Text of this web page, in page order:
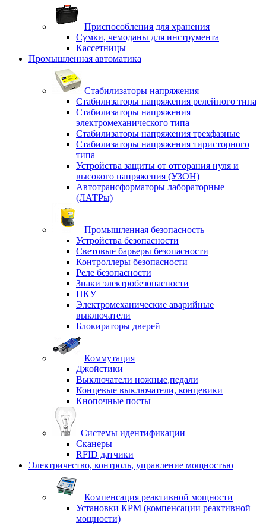
Приспособления для хранения
Сумки, чемоданы для инструмента
Кассетницы
Промышленная автоматика
Стабилизаторы напряжения
Стабилизаторы напряжения релейного типа
Стабилизаторы напряжения
электромеханического типа
Стабилизаторы напряжения трехфазные
Стабилизаторы напряжения тиристорного
типа
Устройства защиты от отгорания нуля и
высокого напряжения (УЗОН)
Автотрансформаторы лабораторные
(ЛАТРы)
Промышленная безопасность
Устройства безопасности
Световые барьеры безопасности
Контроллеры безопасности
Реле безопасности
Знаки электробезопасности
НКУ
Электромеханические аварийные
выключатели
Блокираторы дверей
Коммутация
Джойстики
Выключатели ножные,педали
Концевые выключатели, концевики
Кнопочные посты
Системы идентификации
Сканеры
RFID датчики
Электричество, контроль, управление мощностью
Компенсация реактивной мощности
Установки КРМ (компенсации реактивной
мощности)